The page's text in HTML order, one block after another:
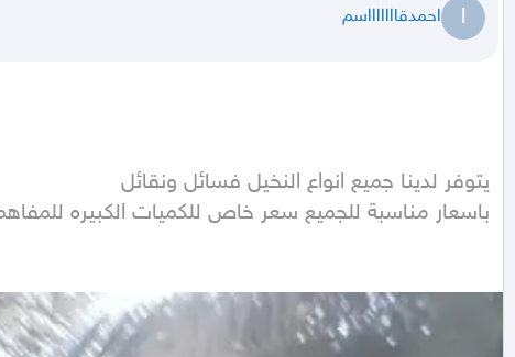
ا احمدقاااااااسم
باسعار مناسبة للجميع سعر خاص للكميات الكبيره